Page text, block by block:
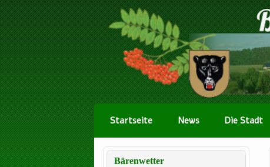
Startseite News Die Stadt
Bärenwetter